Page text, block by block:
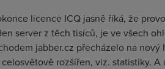
licence ICQ jasně říká, že
server z těch tisíců, je ve všech
jabber.cz přecházelo na
rozšířen, viz. statistiky.